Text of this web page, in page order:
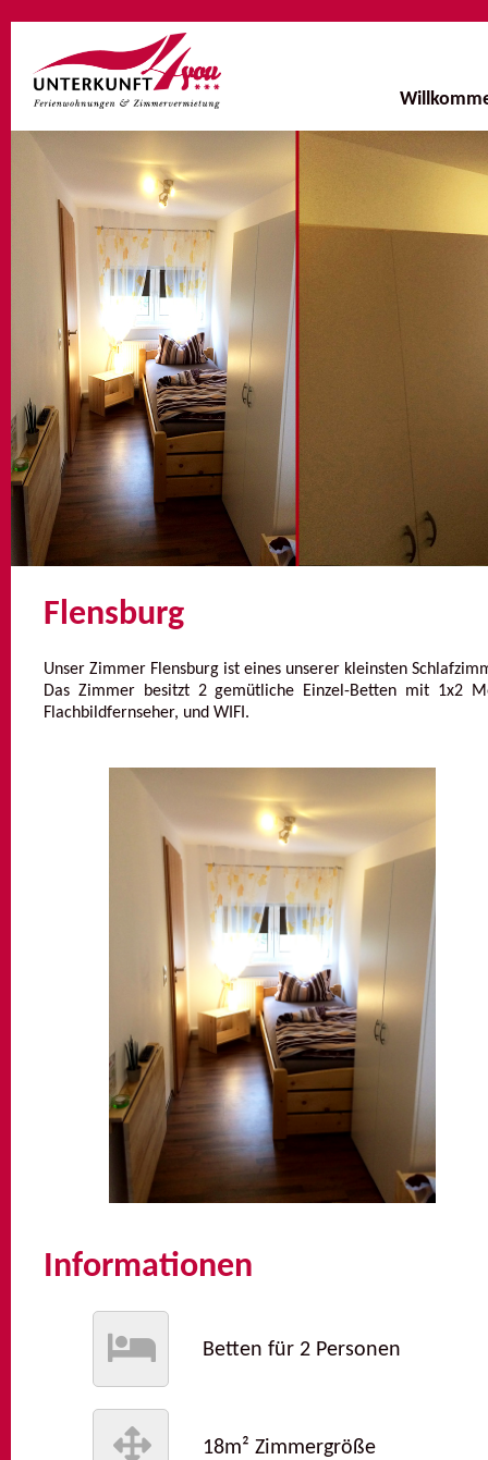
Flensburg
Unser Zimmer Flensburg ist eines unserer kleinsten
Das Zimmer besitzt 2 gemütliche Einzel-Betten mit 1x2
Flachbildfernseher, und WIFI.
Informationen
Betten für 2 Personen
18m² Zimmergröße